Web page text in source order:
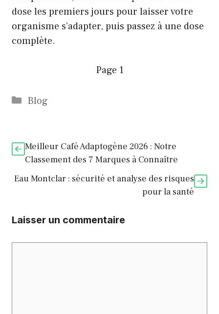
dose les premiers jours pour laisser votre
organisme s’adapter, puis passez à une dose
complète.
Page 1
Catégories
Blog
Meilleur Café Adaptogène 2026 : Notre
Classement des 7 Marques à Connaître
Eau Montclar : sécurité et analyse des risques
pour la santé
Laisser un commentaire